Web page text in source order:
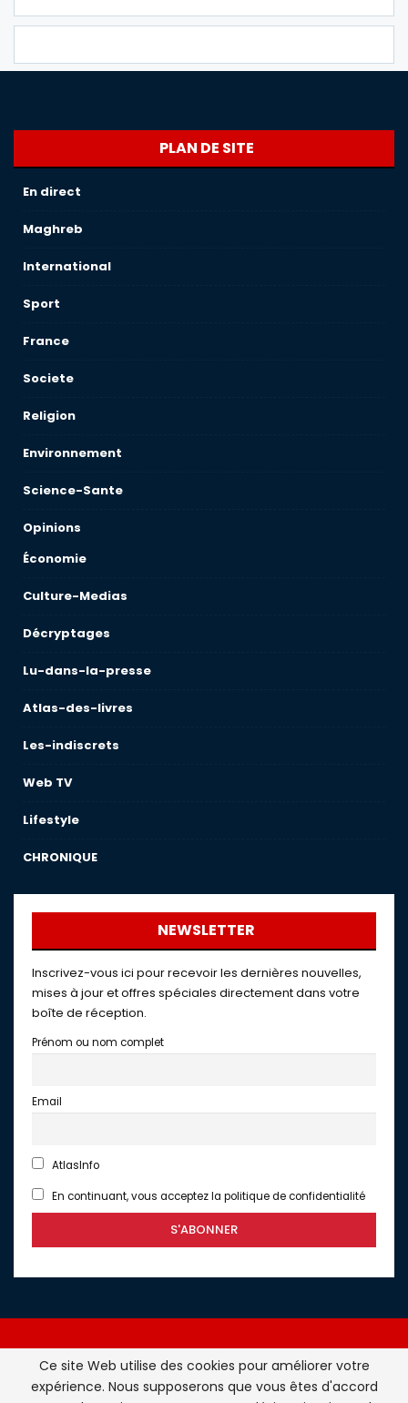
PLAN DE SITE
En direct
Maghreb
International
Sport
France
Societe
Religion
Environnement
Science-Sante
Opinions
Économie
Culture-Medias
Décryptages
Lu-dans-la-presse
Atlas-des-livres
Les-indiscrets
Web TV
Lifestyle
CHRONIQUE
NEWSLETTER
Inscrivez-vous ici pour recevoir les dernières nouvelles,
mises à jour et offres spéciales directement dans votre
boîte de réception.
Prénom ou nom complet
Email
AtlasInfo
En continuant, vous acceptez la politique de confidentialité
Atlasinfo.fr : l'essentiel de l'actualité de la France et du
Ce site Web utilise des cookies pour améliorer votre
expérience. Nous supposerons que vous êtes d'accord